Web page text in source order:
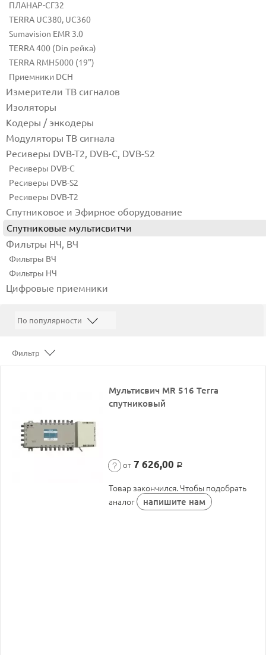
ПЛАНАР-СГ32
TERRA UC380, UC360
Sumavision EMR 3.0
TERRA 400 (Din рейка)
TERRA RMH5000 (19")
Приемники DCH
Измерители ТВ сигналов
Изоляторы
Кодеры / энкодеры
Модуляторы ТВ сигнала
Ресиверы DVB-T2, DVB-C, DVB-S2
Ресиверы DVB-C
Ресиверы DVB-S2
Ресиверы DVB-T2
Спутниковое и Эфирное оборудование
Спутниковые мультисвитчи
Фильтры НЧ, ВЧ
Фильтры ВЧ
Фильтры НЧ
Цифровые приемники
Фильтр
Мультисвич MR 516 Terra
спутниковый
от 7 626,00 Р
Товар закончился. Чтобы подобрать
аналог
напишите нам